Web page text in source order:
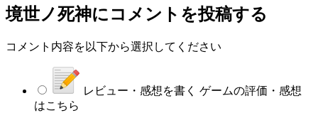
境世ノ死神にコメントを投稿する
コメント内容を以下から選択してください
レビュー・感想を書く ゲームの評価・感想
はこちら